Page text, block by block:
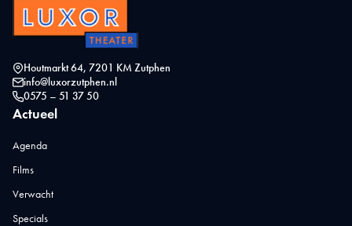
Houtmarkt 64, 7201 KM Zutphen
info@luxorzutphen.nl
0575 – 51 37 50
Actueel
Agenda
Films
Verwacht
Specials